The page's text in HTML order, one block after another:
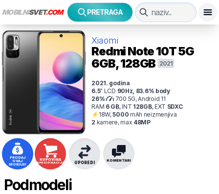
MOBILNISVET.COM PRETRAGA
Xiaomi
Redmi Note 10T 5G
6GB, 128GB 2021
2021. godina
6.5" LCD 90Hz, 83.6% body
26%
700 5G, Android 11
RAM 6GB,INT 128GB,EXT SDXC
⚡ 18W,5000 mAh neizmenjiva
2 kamere, max 48MP
PRODAJ
OVAJ
MOBILNI
KUPOVINA
SPECIFIKACIJA KOMENTARI
UPOREDI
Podmodeli